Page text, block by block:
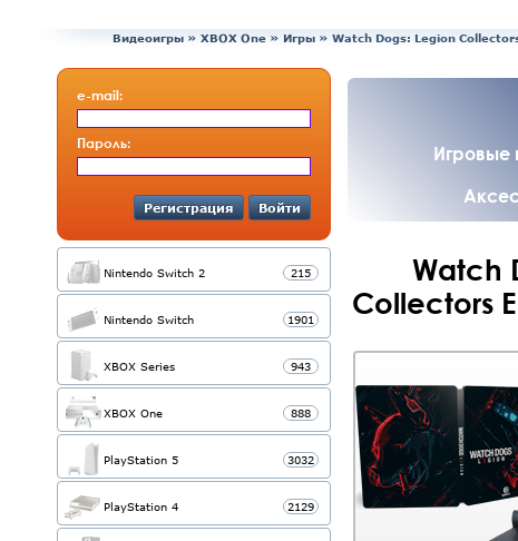
Видеоигры » XBOX One » Игры » Watch Dogs: Legion
e-mail:
Пароль:
Регистрация Войти
Nintendo Switch 2 215
Nintendo Switch 1901
XBOX Series 943
XBOX One 888
PlayStation 5 3032
PlayStation 4 2129
Игровые
Watch
Collectors